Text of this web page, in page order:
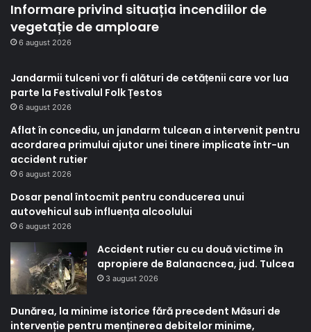
Informare privind situația incendiilor de
vegetație de amploare
6 august 2026
Jandarmii tulceni vor fi alături de cetățenii care vor lua
parte la Festivalul Folk Țestos
6 august 2026
Aflat în concediu, un jandarm tulcean a intervenit pentru
acordarea primului ajutor unei tinere implicate într-un
accident rutier
6 august 2026
Dosar penal întocmit pentru conducerea unui
autovehicul sub influența alcoolului
6 august 2026
Accident rutier cu cu două victime în
apropiere de Balanacncea, jud. Tulcea
3 august 2026
Dunărea, la minime istorice fără precedent Măsuri de
intervenție pentru menținerea debitelor minime,